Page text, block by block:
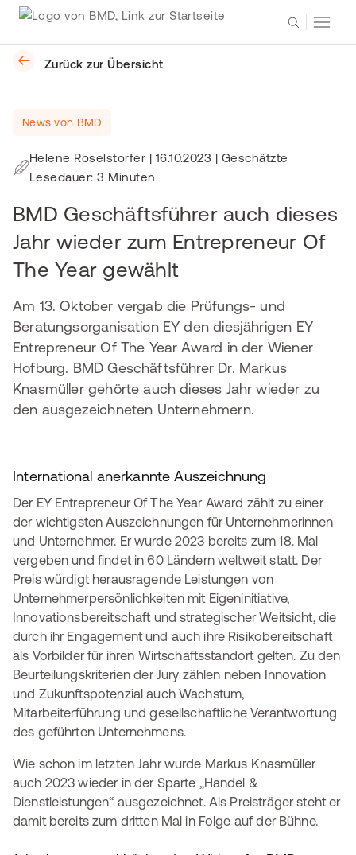
Zurück zur Übersicht
News von BMD
Helene Roselstorfer | 16.10.2023 | Geschätzte
Lesedauer: 3 Minuten
BMD Geschäftsführer auch dieses
Jahr wieder zum Entrepreneur Of
The Year gewählt
Am 13. Oktober vergab die Prüfungs- und
Beratungsorganisation EY den diesjährigen EY
Entrepreneur Of The Year Award in der Wiener
Hofburg. BMD Geschäftsführer Dr. Markus
Knasmüller gehörte auch dieses Jahr wieder zu
den ausgezeichneten Unternehmern.
International anerkannte Auszeichnung
Der EY Entrepreneur Of The Year Award zählt zu einer
der wichtigsten Auszeichnungen für Unternehmerinnen
und Unternehmer. Er wurde 2023 bereits zum 18. Mal
vergeben und findet in 60 Ländern weltweit statt. Der
Preis würdigt herausragende Leistungen von
Unternehmerpersönlichkeiten mit Eigeninitiative,
Innovationsbereitschaft und strategischer Weitsicht, die
durch ihr Engagement und auch ihre Risikobereitschaft
als Vorbilder für ihren Wirtschaftsstandort gelten. Zu den
Beurteilungskriterien der Jury zählen neben Innovation
und Zukunftspotenzial auch Wachstum,
Mitarbeiterführung und gesellschaftliche Verantwortung
des geführten Unternehmens.
Wie schon im letzten Jahr wurde Markus Knasmüller
auch 2023 wieder in der Sparte „Handel &
Dienstleistungen“ ausgezeichnet. Als Preisträger steht er
damit bereits zum dritten Mal in Folge auf der Bühne.